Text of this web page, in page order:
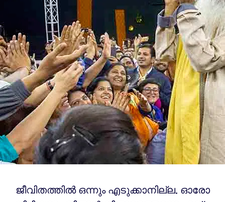
ജീവിതത്തിൽ ഒന്നും എടുക്കാനില്ല. ഓരോ